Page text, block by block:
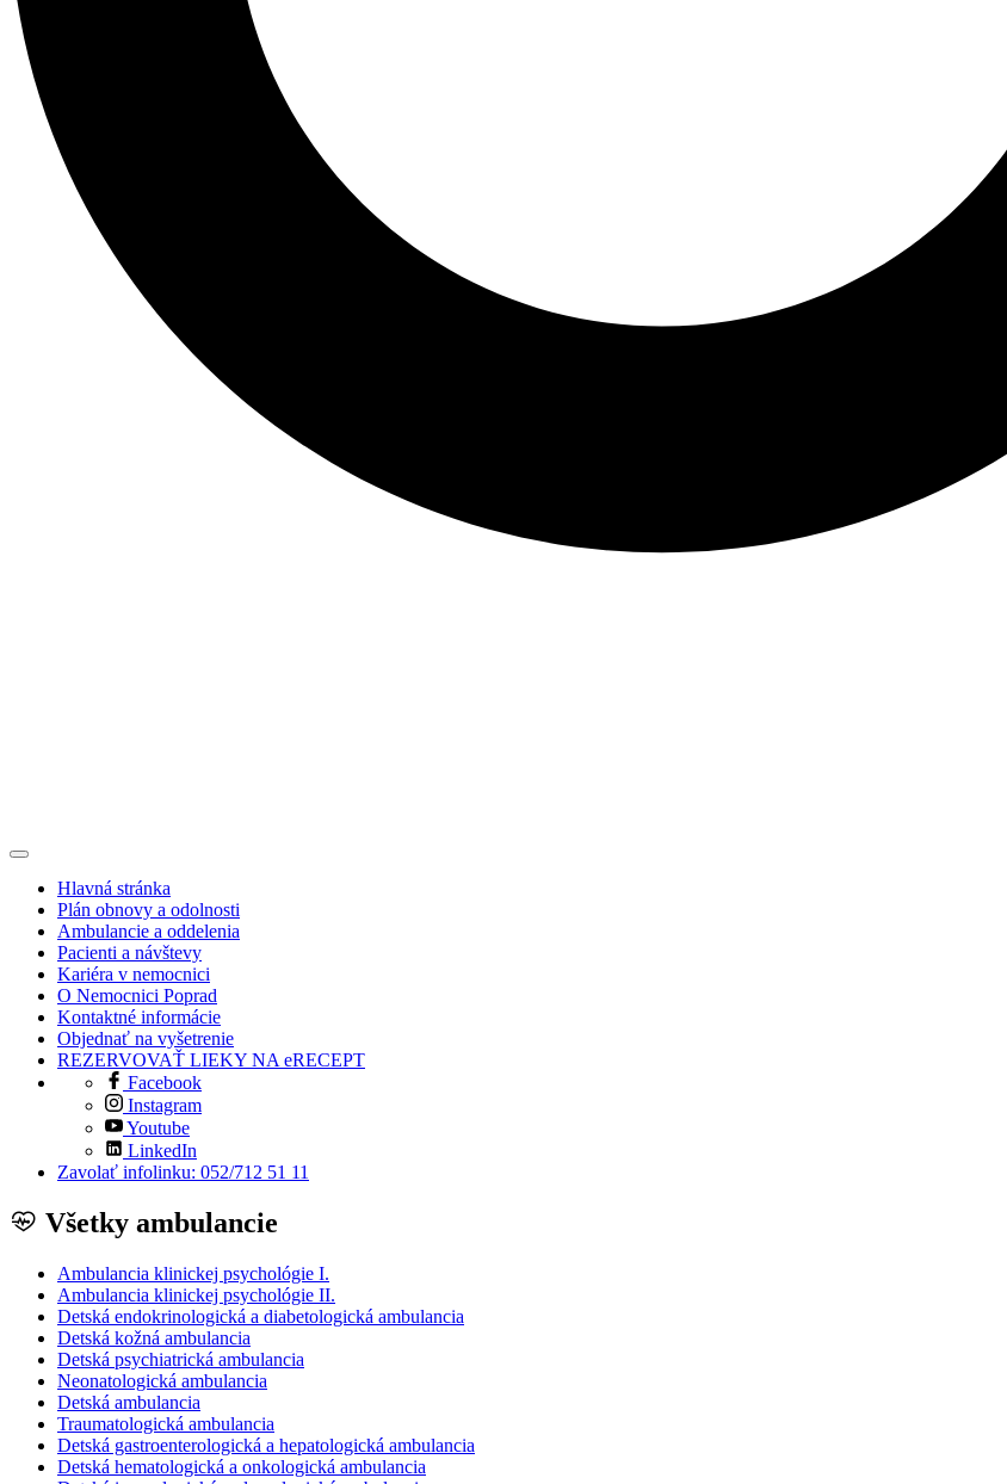
Hlavná stránka
Plán obnovy a odolnosti
Ambulancie a oddelenia
Pacienti a návštevy
Kariéra v nemocnici
O Nemocnici Poprad
Kontaktné informácie
Objednať na vyšetrenie
REZERVOVAŤ LIEKY NA eRECEPT
Facebook
Instagram
Youtube
LinkedIn
Zavolať infolinku: 052/712 51 11
Všetky ambulancie
Ambulancia klinickej psychológie I.
Ambulancia klinickej psychológie II.
Detská endokrinologická a diabetologická ambulancia
Detská kožná ambulancia
Detská psychiatrická ambulancia
Neonatologická ambulancia
Detská ambulancia
Traumatologická ambulancia
Detská gastroenterologická a hepatologická ambulancia
Detská hematologická a onkologická ambulancia